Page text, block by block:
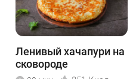
Ленивый хачапури на
сковороде